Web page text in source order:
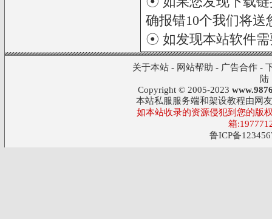
确报错10个我们将送
☉ 如发现本站软件
关于本站- 网站帮助 - 广告合作-
陆
Copyright © 2005-2023
本站私服服务端和架设教程由网
如本站收录的资源侵犯到您的版
箱
鲁ICP备